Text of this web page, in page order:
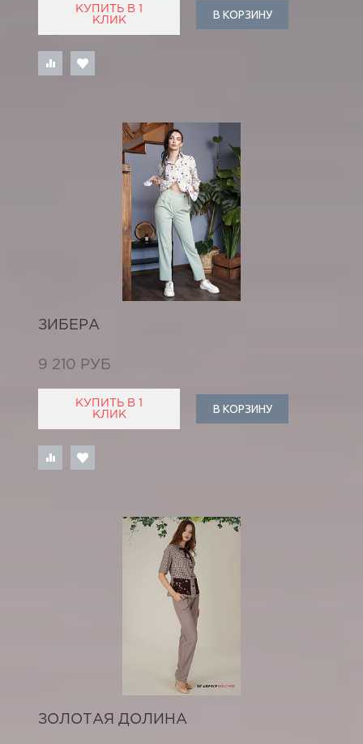
КУПИТЬ В 1
КЛИК
В КОРЗИНУ
ЗИБЕРА
9 210 РУБ
КУПИТЬ В 1
КЛИК
В КОРЗИНУ
ЗОЛОТАЯ ДОЛИНА